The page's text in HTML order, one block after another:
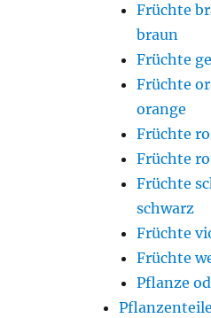
Früchte
braun
Früchte
Früchte
orange
Früchte
Früchte
Früchte
schwarz
Früchte
Früchte
Pflanze